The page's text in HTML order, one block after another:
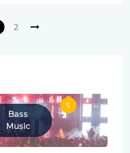
2
Bass
Music
5